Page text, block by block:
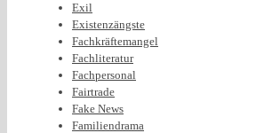
Exil
Existenzängste
Fachkräftemangel
Fachliteratur
Fachpersonal
Fairtrade
Fake News
Familiendrama